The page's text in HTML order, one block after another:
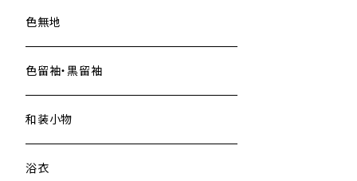
色無地
色留袖・黒留袖
和装小物
浴衣